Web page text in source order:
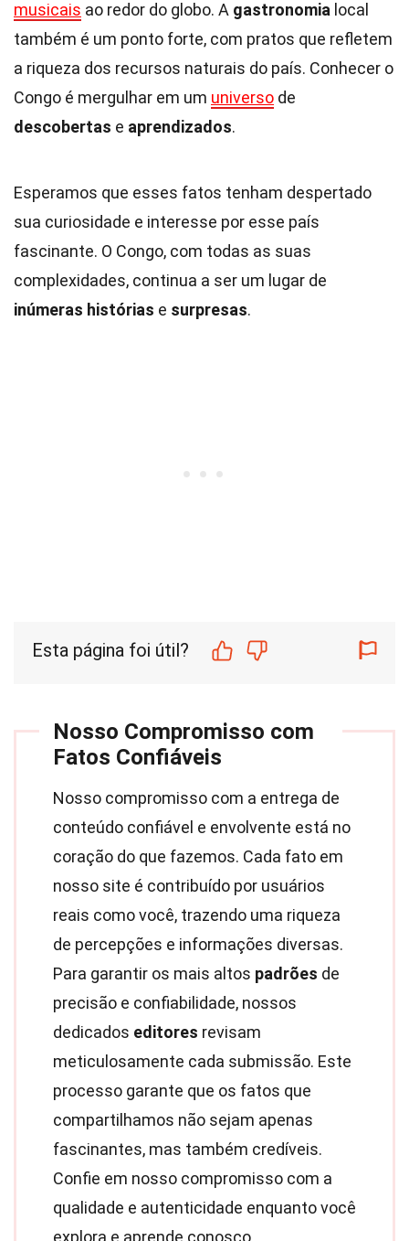
musicais ao redor do globo. A gastronomia local
também é um ponto forte, com pratos que refletem
a riqueza dos recursos naturais do país. Conhecer o
Congo é mergulhar em um universo de
descobertas e aprendizados.
Esperamos que esses fatos tenham despertado
sua curiosidade e interesse por esse país
fascinante. O Congo, com todas as suas
complexidades, continua a ser um lugar de
inúmeras histórias e surpresas.
Esta página foi útil?
Nosso Compromisso com
Fatos Confiáveis
Nosso compromisso com a entrega de
conteúdo confiável e envolvente está no
coração do que fazemos. Cada fato em
nosso site é contribuído por usuários
reais como você, trazendo uma riqueza
de percepções e informações diversas.
Para garantir os mais altos padrões de
precisão e confiabilidade, nossos
dedicados editores revisam
meticulosamente cada submissão. Este
processo garante que os fatos que
compartilhamos não sejam apenas
fascinantes, mas também credíveis.
Confie em nosso compromisso com a
qualidade e autenticidade enquanto você
explora e aprende conosco.